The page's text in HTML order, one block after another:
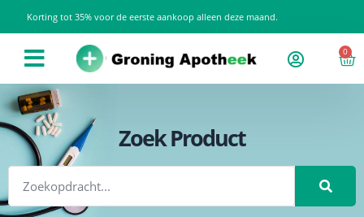
Korting tot 35% voor de eerste aankoop alleen deze maand.
0
Zoek Product